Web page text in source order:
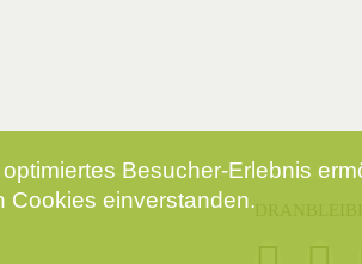
Besucher-Erlebnis
Cookies einverstanden.